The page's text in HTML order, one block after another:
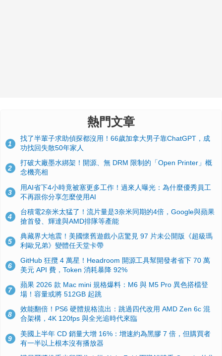
熱門文章
1
找了半輩子求助偵探都沒用！66歲加拿大男子靠ChatGPT，成
功找回失散50年家人
2
打破大廠墨水綁架！開源、無 DRM 限制的「Open Printer」概
念機亮相
3
用AI省下4小時竟被塞更多工作！過來人曝光：為什麼優秀員工
不再跟你分享怎麼使用AI
4
台積電2奈米太猛了！流片量是3奈米同期的4倍，Google與蘋果
搶首發、輝達與AMD排隊等產能
5
典藏界大地震！美國懷舊遊戲小店驚見 97 片未公開版《超級瑪
利歐兄弟》變體任天堂卡帶
6
GitHub 狂攬 4 萬星！Headroom 開源工具幫開發者省下 70 萬
美元 API 費，Token 消耗暴降 92%
7
蘋果 2026 款 Mac mini 規格爆料：M6 與 M5 Pro 異色搭檔登
場！容量或將 512GB 起跳
8
效能翻倍！PS6 硬體規格流出：跳過四代改用 AMD Zen 6c 混
合架構，4K 120fps 與全光追時代來臨
9
美國上半年 CD 銷量大增 16%：增速約為黑膠 7 倍，但購買者
有一半以上根本沒有播放器